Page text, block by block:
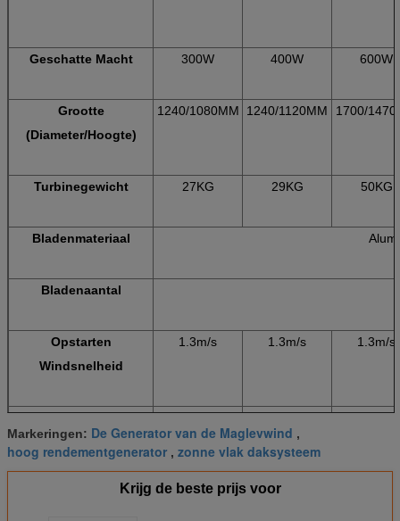
Geschatte Macht 300W 400W 600W
Grootte
(Diameter/Hoogte)
1240/1080MM 1240/1120MM 1700/
Turbinegewicht 27KG 29KG 50KG
Bladenmateriaal
Bladenaantal
Opstarten
Windsnelheid
1.3m/s 1.3m/s 1.3m/s
Cut-in
Windsnelheid
2.7m/s 2.7m/s 3m/s
12m/s 12m/s
Markeringen: De Generator van de Maglevwind ,
hoog rendementgenerator , zonne vlak daksysteem
Krijg de beste prijs voor